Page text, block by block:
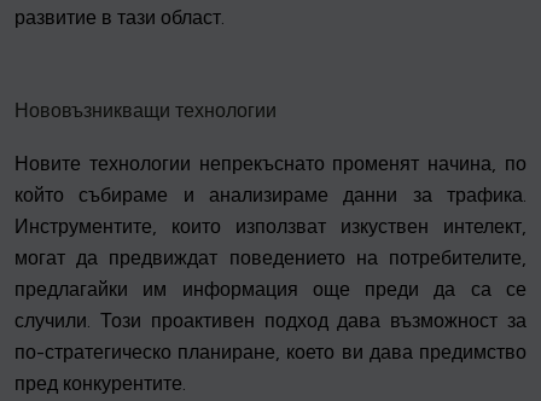
развитие в тази област.
Нововъзникващи технологии
Новите технологии непрекъснато променят начина, по
който събираме и анализираме данни за трафика.
Инструментите, които използват изкуствен интелект,
могат да предвиждат поведението на потребителите,
предлагайки им информация още преди да са се
случили. Този проактивен подход дава възможност за
по-стратегическо планиране, което ви дава предимство
пред конкурентите.